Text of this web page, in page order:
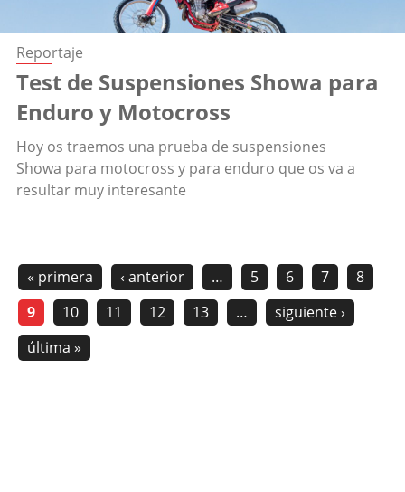
Reportaje
Test de Suspensiones Showa para
Enduro y Motocross
Hoy os traemos una prueba de suspensiones
Showa para motocross y para enduro que os va a
resultar muy interesante
« primera ‹ anterior … 5 6 7
8
9
10 11 12 13 …
siguiente ›
última »